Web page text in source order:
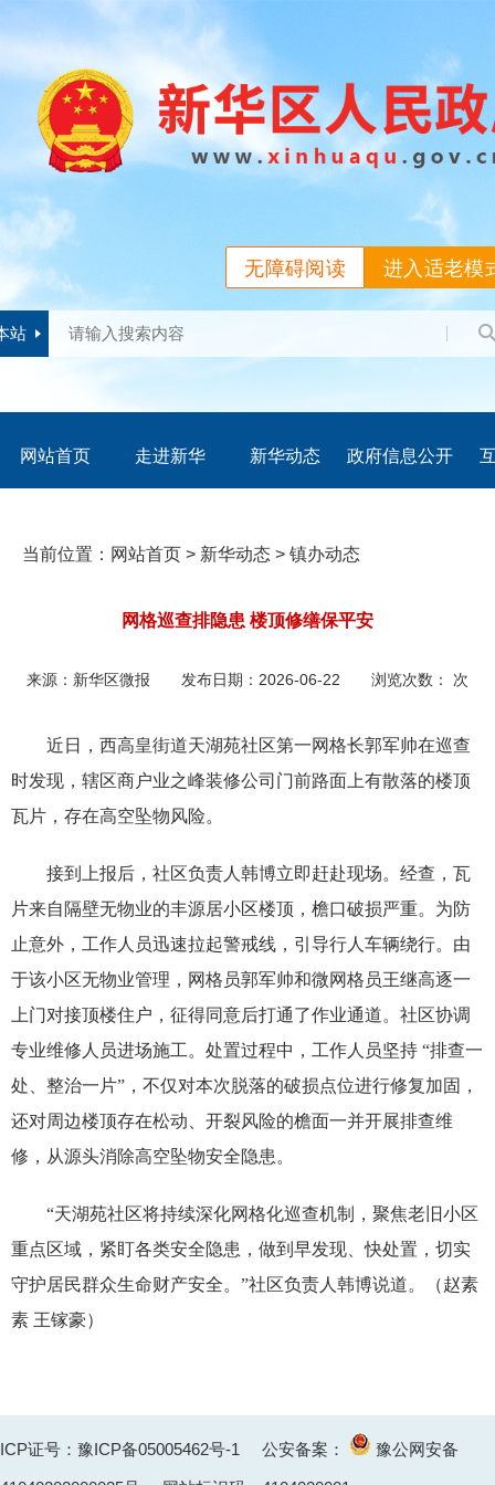
进入适老模
无障碍阅读
站
网站首页 走进新华 新华动态 政府信息公开
当前位置： 网站首页 > 新华动态 > 镇办动态
网格巡查排隐患 楼顶修缮保平安
来源： 新华区微报 发布日期： 2026-06-22 浏览次数： 次
近日，西高皇街道天湖苑社区第一网格长郭军帅在巡查
时发现，辖区商户业之峰装修公司门前路面上有散落的楼顶
瓦片，存在高空坠物风险。
接到上报后，社区负责人韩博立即赶赴现场。经查，瓦
片来自隔壁无物业的丰源居小区楼顶，檐口破损严重。为防
止意外，工作人员迅速拉起警戒线，引导行人车辆绕行。由
于该小区无物业管理，网格员郭军帅和微网格员王继高逐一
上门对接顶楼住户，征得同意后打通了作业通道。社区协调
专业维修人员进场施工。处置过程中，工作人员坚持 “排查一
处、整治一片”，不仅对本次脱落的破损点位进行修复加固，
还对周边楼顶存在松动、开裂风险的檐面一并开展排查维
修，从源头消除高空坠物安全隐患。
“天湖苑社区将持续深化网格化巡查机制，聚焦老旧小区
重点区域，紧盯各类安全隐患，做到早发现、快处置，切实
守护居民群众生命财产安全。”社区负责人韩博说道。（赵素
素 王镓豪）
ICP证号：豫ICP备05005462号-1 公安备案： 豫公网安备